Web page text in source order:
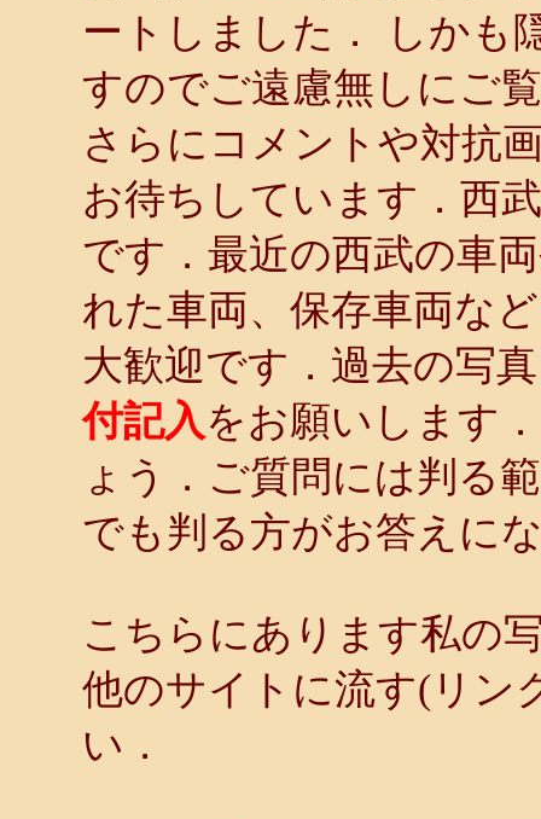
ートしました． しかも
すのでご遠慮無しにご
さらにコメントや対抗
お待ちしています．西
です．最近の西武の車
れた車両、保存車両な
大歓迎です．過去の写
付記入をお願いします
ょう．ご質問には判る
でも判る方がお答えに
こちらにあります私の
他のサイトに流す(リン
い．